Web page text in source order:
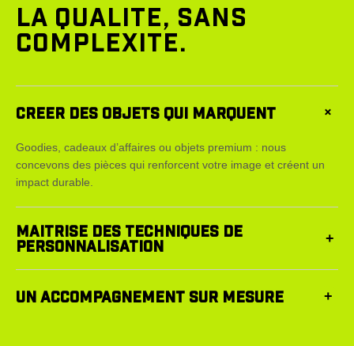
LA QUALITE, SANS
COMPLEXITE.
CREER DES OBJETS QUI MARQUENT +
Goodies, cadeaux d’affaires ou objets premium : nous
concevons des pièces qui renforcent votre image et créent un
impact durable.
MAITRISE DES TECHNIQUES DE
PERSONNALISATION
+
spéciales : nous sélectionnons la technique adaptée à chaque
UN ACCOMPAGNEMENT SUR MESURE +